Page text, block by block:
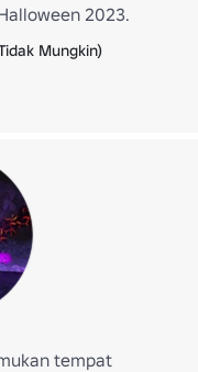
2023.
Mungkin)
tempat